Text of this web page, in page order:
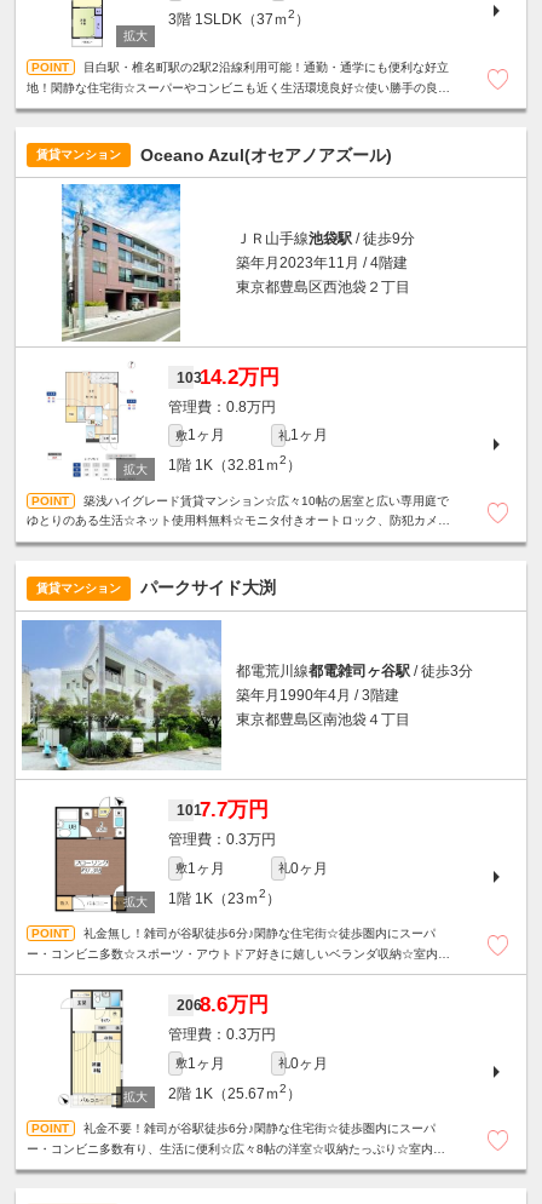
3階 1SLDK（37ｍ2 ）
目白駅・椎名町駅の2駅2沿線利用可能！通勤・通学にも便利な好立
地！閑静な住宅街☆スーパーやコンビニも近く生活環境良好☆使い勝手の良い
賃貸マンション Oceano Azul(オセアノアズール)
ＪＲ山手線池袋駅 / 徒歩9分
築年月2023年11月 / 4階建
東京都豊島区西池袋２丁目
10314.2万円
0.8万円
敷1ヶ月 礼1ヶ月
1階 1K（32.81ｍ2 ）
築浅ハイグレード賃貸マンション☆広々10帖の居室と広い専用庭で
ゆとりのある生活☆ネット使用料無料☆モニタ付きオートロック、防犯カメ
賃貸マンション パークサイド大渕
都電荒川線都電雑司ヶ谷駅 / 徒歩3分
築年月1990年4月 / 3階建
東京都豊島区南池袋４丁目
1017.7万円
0.3万円
敷1ヶ月 礼0ヶ月
1階 1K（23ｍ2 ）
礼金無し！雑司が谷駅徒歩6分♪閑静な住宅街☆徒歩圏内にスーパ
ー・コンビニ多数☆スポーツ・アウトドア好きに嬉しいベランダ収納☆室内洗
2068.6万円
0.3万円
敷1ヶ月 礼0ヶ月
2階 1K（25.67ｍ2 ）
礼金不要！雑司が谷駅徒歩6分♪閑静な住宅街☆徒歩圏内にスーパ
ー・コンビニ多数有り、生活に便利☆広々8帖の洋室☆収納たっぷり☆室内洗濯